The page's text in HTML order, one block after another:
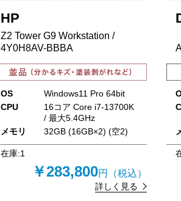
HP
Z2 Tower G9 Workstation /
4Y0H8AV-BBBA
OS
Windows11 Pro 64bit
CPU
16コア Core i7-13700K
/ 最大5.4GHz
メモリ
32GB (16GB×2) (空2)
在庫:1
￥283,800円（税込）
詳しく見る